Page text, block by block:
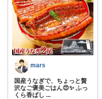
mars
国産うなぎで、ちょっと贅
沢なご褒美ごはん😍✨ ふっ
くら香ばし ...